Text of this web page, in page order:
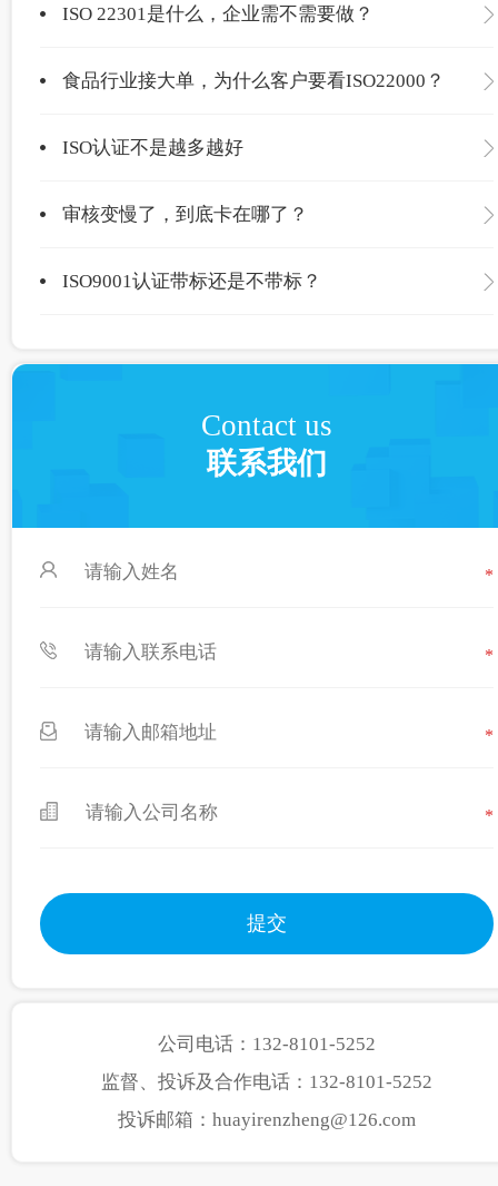
ISO 22301是什么，企业需不需要做？
食品行业接大单，为什么客户要看ISO22000？
ISO认证不是越多越好
审核变慢了，到底卡在哪了？
ISO9001认证带标还是不带标？
Contact us
联系我们
*
*
*
*
公司电话：132-8101-5252
监督、投诉及合作电话：132-8101-5252
投诉邮箱：huayirenzheng@126.com